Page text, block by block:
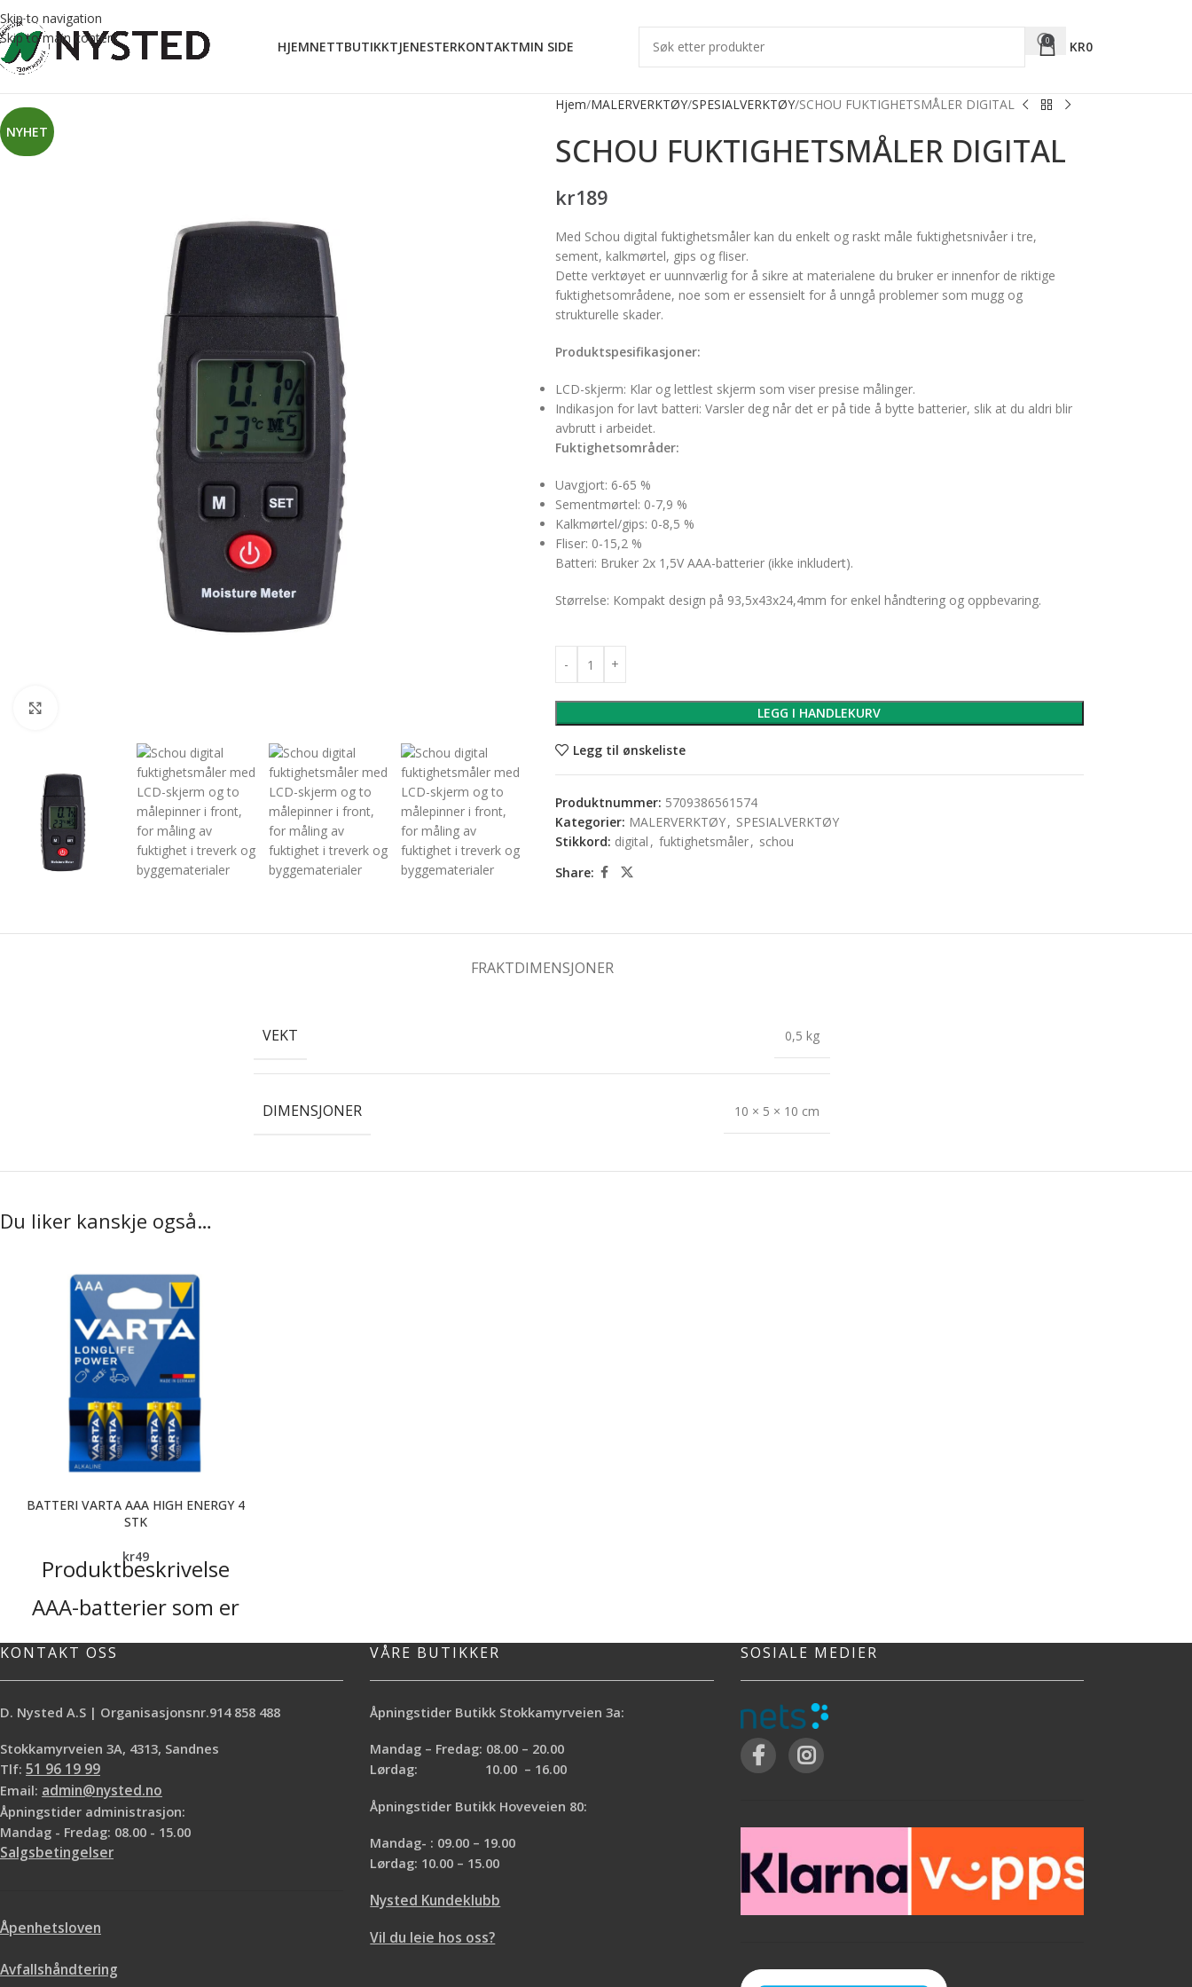
Skip to navigation
Skip to main content
HJEMNETTBUTIKKTJENESTERKONTAKTMIN SIDE 0 KR0
NYHET
Hjem MALERVERKTØY SPESIALVERKTØY SCHOU FUKTIGHETSMÅLER DIGITAL
SCHOU FUKTIGHETSMÅLER DIGITAL
kr189
Med Schou digital fuktighetsmåler kan du enkelt og raskt måle fuktighetsnivåer i tre,
sement, kalkmørtel, gips og fliser.
Dette verktøyet er uunnværlig for å sikre at materialene du bruker er innenfor de riktige
fuktighetsområdene, noe som er essensielt for å unngå problemer som mugg og
strukturelle skader.
Produktspesifikasjoner:
LCD-skjerm: Klar og lettlest skjerm som viser presise målinger.
Indikasjon for lavt batteri: Varsler deg når det er på tide å bytte batterier, slik at du aldri blir
avbrutt i arbeidet.
Fuktighetsområder:
Uavgjort: 6-65 %
Sementmørtel: 0-7,9 %
Kalkmørtel/gips: 0-8,5 %
Fliser: 0-15,2 %
Batteri: Bruker 2x 1,5V AAA-batterier (ikke inkludert).
Størrelse: Kompakt design på 93,5x43x24,4mm for enkel håndtering og oppbevaring.
LEGG I HANDLEKURV
Legg til ønskeliste
Produktnummer: 5709386561574
Kategorier: MALERVERKTØY, SPESIALVERKTØY
Stikkord: digital , fuktighetsmåler, schou
Share:
FRAKTDIMENSJONER
VEKT 0,5 kg
DIMENSJONER 10 × 5 × 10 cm
Du liker kanskje også…
BATTERI VARTA AAA HIGH ENERGY 4
STK
kr49
Produktbeskrivelse
AAA-batterier som er
spesielt utviklet for
utstyr med høyt
lommelykter. Batteriene har opptil 10%
høyere effektivitet enn lignende effektive
batterier. Levert i pakke med 4 stk
KONTAKT OSS
D. Nysted A.S | Organisasjonsnr.914 858 488
Stokkamyrveien 3A, 4313, Sandnes
Tlf: 51 96 19 99
Email: admin@nysted.no
Åpningstider administrasjon:
Mandag - Fredag: 08.00 - 15.00
Salgsbetingelser
Åpenhetsloven
Avfallshåndtering
VÅRE BUTIKKER
Åpningstider Butikk Stokkamyrveien 3a:
Mandag – Fredag: 08.00 – 20.00
Lørdag: 10.00 – 16.00
Åpningstider Butikk Hoveveien 80:
Mandag- : 09.00 – 19.00
Lørdag: 10.00 – 15.00
Nysted Kundeklubb
Vil du leie hos oss?
SOSIALE MEDIER